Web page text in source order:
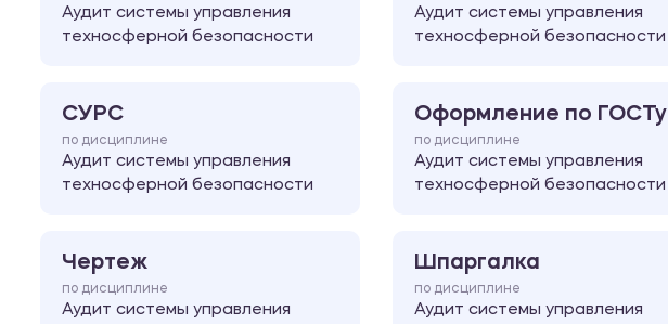
Аудит системы управления
техносферной безопасности
Аудит системы управления
техносферной безопасности
СУРС
по дисциплине
Аудит системы управления
техносферной безопасности
Оформление по ГОСТу
по дисциплине
Аудит системы управления
техносферной безопасности
Чертеж
по дисциплине
Аудит системы управления
Шпаргалка
по дисциплине
Аудит системы управления